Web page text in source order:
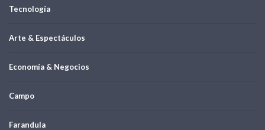
Tecnología
Arte & Espectáculos
Economía & Negocios
Campo
Farandula